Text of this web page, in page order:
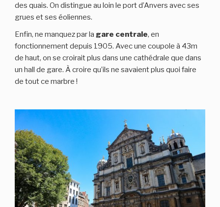
des quais. On distingue au loin le port d’Anvers avec ses
grues et ses éoliennes.
Enfin, ne manquez par la gare centrale, en
fonctionnement depuis 1905. Avec une coupole à 43m
de haut, on se croirait plus dans une cathédrale que dans
un hall de gare. À croire qu’ils ne savaient plus quoi faire
de tout ce marbre !